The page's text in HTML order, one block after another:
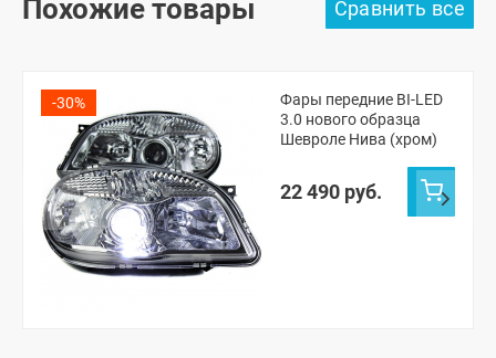
Похожие товары
-30%
Фары передние BI-LED
3.0 нового образца
Шевроле Нива (хром)
22 490 руб.